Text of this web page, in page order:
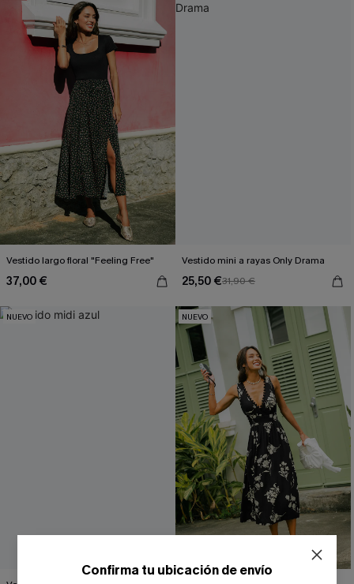
Vestido largo floral "Feeling Free"
37,00 €
Vestido mini a rayas Only Drama
25,50 €31,90 €
NUEVO NUEVO
Confirma tu ubicación de envío